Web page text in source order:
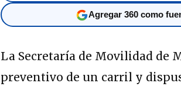
Agregar 360 como
La Secretaría de Movilidad
preventivo de un carril y